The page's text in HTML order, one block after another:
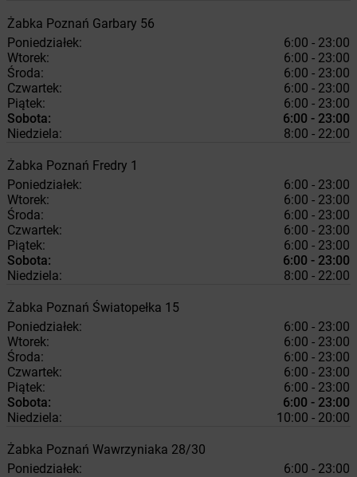
Żabka Poznań Garbary 56
Poniedziałek:
6:00 - 23:00
Wtorek:
6:00 - 23:00
Środa:
6:00 - 23:00
Czwartek:
6:00 - 23:00
Piątek:
6:00 - 23:00
Sobota:
6:00 - 23:00
Niedziela:
8:00 - 22:00
Żabka Poznań Fredry 1
Poniedziałek:
6:00 - 23:00
Wtorek:
6:00 - 23:00
Środa:
6:00 - 23:00
Czwartek:
6:00 - 23:00
Piątek:
6:00 - 23:00
Sobota:
6:00 - 23:00
Niedziela:
8:00 - 22:00
Żabka Poznań Światopełka 15
Poniedziałek:
6:00 - 23:00
Wtorek:
6:00 - 23:00
Środa:
6:00 - 23:00
Czwartek:
6:00 - 23:00
Piątek:
6:00 - 23:00
Sobota:
6:00 - 23:00
Niedziela:
10:00 - 20:00
Żabka Poznań Wawrzyniaka 28/30
Poniedziałek:
6:00 - 23:00